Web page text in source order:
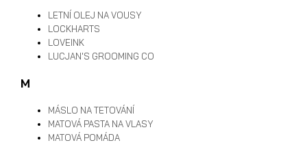
LETNÍ OLEJ NA VOUSY
LOCKHARTS
LOVEINK
LUCJAN'S GROOMING CO
M
MÁSLO NA TETOVÁNÍ
MATOVÁ PASTA NA VLASY
MATOVÁ POMÁDA